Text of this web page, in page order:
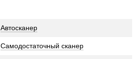
Автосканер
Самодостаточный сканер